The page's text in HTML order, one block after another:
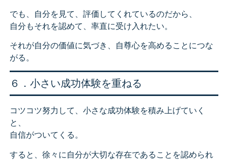
でも、自分を見て、評価してくれているのだから、
自分もそれを認めて、率直に受け入れたい。
それが自分の価値に気づき、自尊心を高めることにつな
がる。
６．小さい成功体験を重ねる
コツコツ努力して、小さな成功体験を積み上げていく
と、
自信がついてくる。
すると、徐々に自分が大切な存在であることを認められ